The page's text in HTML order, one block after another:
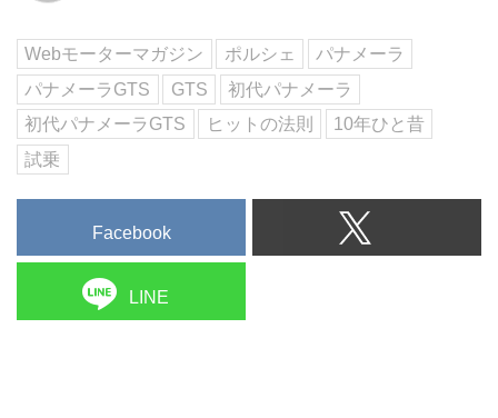
であり、ポルシェにとって極めて
重要なもの。歴代、「GTS...
Webモーターマガジン ポルシェ
パナメーラ
パナメーラGTS
GTS
初代パナメーラ
初代パナメーラGTS
ヒットの法則
10年ひと昔
試乗
Facebook
LINE